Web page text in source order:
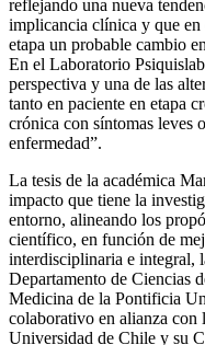
reflejando una nueva
implicancia clínica y que en
etapa un probable cambio
En el Laboratorio Psiquislab
perspectiva y una de las
tanto en paciente en etapa
crónica con síntomas leves
enfermedad”.
La tesis de la académica
impacto que tiene la
entorno, alineando los
científico, en función de
interdisciplinaria e integral,
Departamento de Ciencias
Medicina de la Pontificia
colaborativo en alianza con
Universidad de Chile y su